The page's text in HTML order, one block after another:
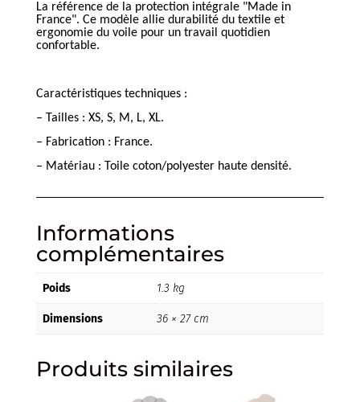
La référence de la protection intégrale "Made in
France". Ce modèle allie durabilité du textile et
ergonomie du voile pour un travail quotidien
confortable.
Caractéristiques techniques :
– Tailles : XS, S, M, L, XL.
– Fabrication : France.
– Matériau : Toile coton/polyester haute densité.
Informations
complémentaires
Poids 1.3 kg
Dimensions 36 × 27 cm
Produits similaires